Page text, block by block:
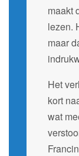
maakt
lezen.
maar
Het
kort
wat